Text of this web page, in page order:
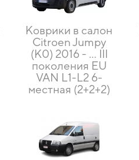
Коврики в салон
Citroen Jumpy
(K0) 2016 - ... III
поколения EU
VAN L1-L2 6-
местная (2+2+2)